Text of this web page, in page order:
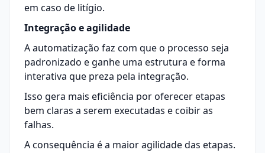
em caso de litígio.
Integração e agilidade
A automatização faz com que o processo seja
padronizado e ganhe uma estrutura e forma
interativa que preza pela integração.
Isso gera mais eficiência por oferecer etapas
bem claras a serem executadas e coibir as
falhas.
A consequência é a maior agilidade das etapas.